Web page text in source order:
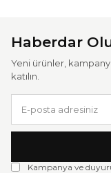
Haberdar
Yeni ürünler,
katılın.
Kampanya ve